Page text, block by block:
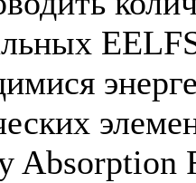
Absorption